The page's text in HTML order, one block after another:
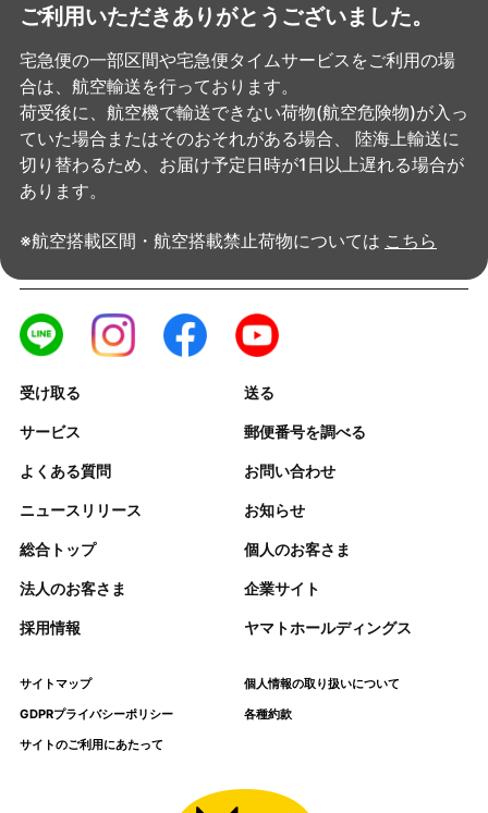
ご利用いただきありがとうございました。
宅急便の一部区間や宅急便タイムサービスをご利用の場
合は、航空輸送を行っております。
荷受後に、航空機で輸送できない荷物(航空危険物)が入っ
ていた場合またはそのおそれがある場合、
陸海上輸送に
切り替わるため、お届け予定日時が1日以上遅れる場合が
あります。
※航空搭載区間・航空搭載禁止荷物については こちら
受け取る 送る
サービス 郵便番号を調べる
よくある質問 お問い合わせ
ニュースリリース お知らせ
総合トップ 個人のお客さま
法人のお客さま 企業サイト
採用情報 ヤマトホールディングス
サイトマップ
個人情報の取り扱いについて
GDPRプライバシーポリシー
各種約款
サイトのご利用にあたって